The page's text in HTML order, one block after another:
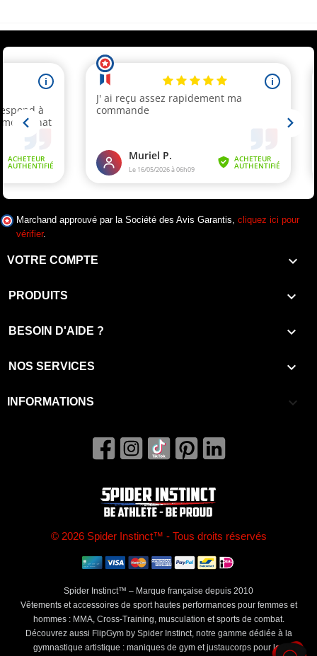
Marchand approuvé par la Société des Avis Garantis, cliquez ici pour
vérifier.
VOTRE COMPTE 
PRODUITS 
BESOIN D'AIDE ? 
NOS SERVICES 
INFORMATIONS keyboard_arrow_down
© 2026 Spider Instinct™ - Tous droits réservés
Spider Instinct™ – Marque française depuis 2010
Vêtements et accessoires de sport hautes performances pour femmes et
hommes : MMA, Cross-Training, musculation et sports de combat.
Découvrez aussi FlipGym by Spider Instinct, notre gamme dédiée à la
gymnastique artistique : maniques de gym et justaucorps pour les